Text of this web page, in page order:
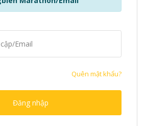
Quên mật khẩu?
Đăng nhập